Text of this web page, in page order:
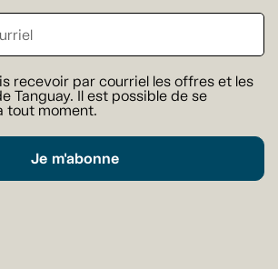
recevoir par courriel les offres et les
Tanguay. Il est possible de se
tout moment.
Je m'abonne